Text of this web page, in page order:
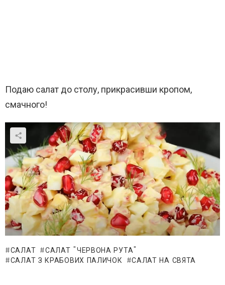
Подаю салат до столу, прикрасивши кропом,
смачного!
САЛАТ
САЛАТ "ЧЕРВОНА РУТА"
САЛАТ З КРАБОВИХ ПАЛИЧОК
САЛАТ НА СВЯТА